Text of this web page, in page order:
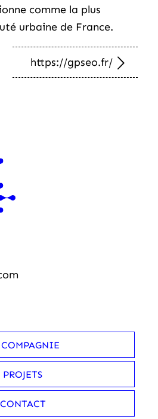
comme la plus
urbaine de France.
https://gpseo.fr/
PROJETS
CONTACT